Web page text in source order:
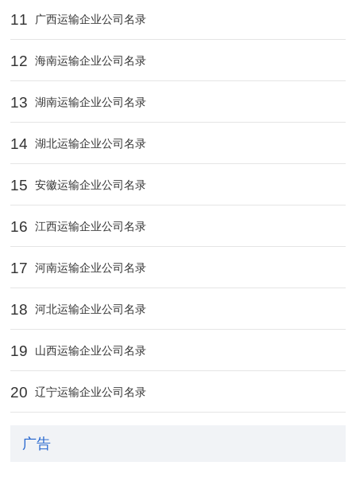
11 广西运输企业公司名录
12 海南运输企业公司名录
13 湖南运输企业公司名录
14 湖北运输企业公司名录
15 安徽运输企业公司名录
16 江西运输企业公司名录
17 河南运输企业公司名录
18 河北运输企业公司名录
19 山西运输企业公司名录
20 辽宁运输企业公司名录
广告